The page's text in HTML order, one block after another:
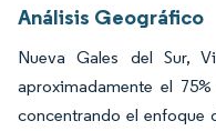
Análisis Geográfico
Nueva Gales del Sur,
aproximadamente el
concentrando el enfoque